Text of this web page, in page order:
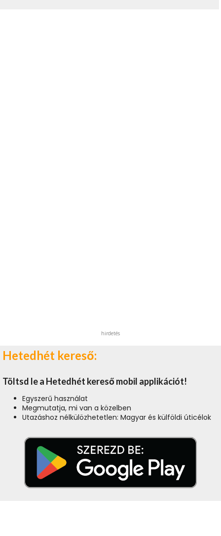
hirdetés
Hetedhét kereső:
Töltsd le a Hetedhét kereső mobil applikációt!
Egyszerű használat
Megmutatja, mi van a közelben
Utazáshoz nélkülözhetetlen: Magyar és külföldi úticélok